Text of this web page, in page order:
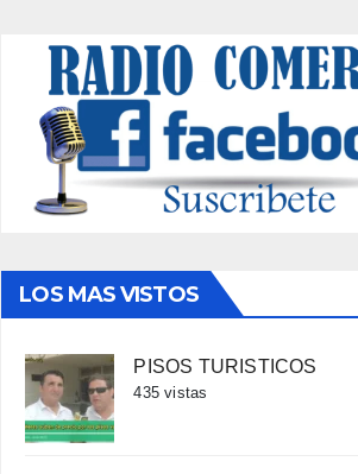
LOS MAS VISTOS
PISOS TURISTICOS
435 vistas